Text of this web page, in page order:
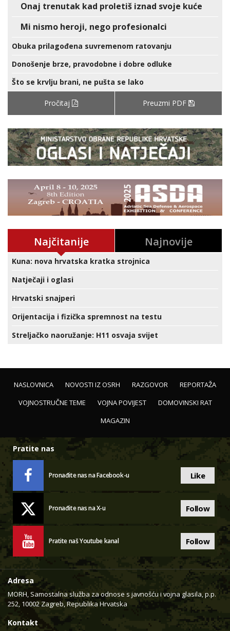
Onaj trenutak kad proletiš iznad svoje kuće
Mi nismo heroji, nego profesionalci
Obuka prilagođena suvremenom ratovanju
Donošenje brze, pravodobne i dobre odluke
Što se krvlju brani, ne pušta se lako
Pročitaj Preuzmi PDF
Najčitanije Najnovije
Kuna: nova hrvatska kratka strojnica
Natječaji i oglasi
Hrvatski snajperi
Orijentacija i fizička spremnost na testu
Streljačko naoružanje: H11 osvaja svijet
NASLOVNICA NOVOSTI IZ OSRH RAZGOVOR
REPORTAŽA
VOJNOSTRUČNE TEME
VOJNA POVIJEST
DOMOVINSKI RAT
MAGAZIN
Pratite nas
Pronađite nas na Facebook-u Like
Pronađite nas na X-u Follow
Pratite naš Youtube kanal Follow
Adresa
MORH, Samostalna služba za odnose s javnošću i vojna glasila, p.p.
252, 10002 Zagreb, Republika Hrvatska
Kontakt